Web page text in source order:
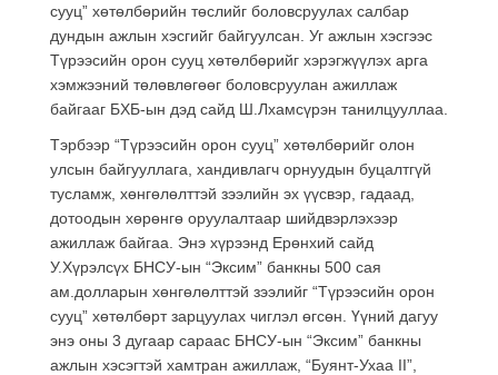
сууц” хөтөлбөрийн төслийг боловсруулах салбар
дундын ажлын хэсгийг байгуулсан. Уг ажлын хэсгээс
Түрээсийн орон сууц хөтөлбөрийг хэрэгжүүлэх арга
хэмжээний төлөвлөгөөг боловсруулан ажиллаж
байгааг БХБ-ын дэд сайд Ш.Лхамсүрэн танилцууллаа.
Тэрбээр “Түрээсийн орон сууц” хөтөлбөрийг олон
улсын байгууллага, хандивлагч орнуудын буцалтгүй
тусламж, хөнгөлөлттэй зээлийн эх үүсвэр, гадаад,
дотоодын хөрөнгө оруулалтаар шийдвэрлэхээр
ажиллаж байгаа. Энэ хүрээнд Ерөнхий сайд
У.Хүрэлсүх БНСУ-ын “Эксим” банкны 500 сая
ам.долларын хөнгөлөлттэй зээлийг “Түрээсийн орон
сууц” хөтөлбөрт зарцуулах чиглэл өгсөн. Үүний дагуу
энэ оны 3 дугаар сараас БНСУ-ын “Эксим” банкны
ажлын хэсэгтэй хамтран ажиллаж, “Буянт-Ухаа II”,